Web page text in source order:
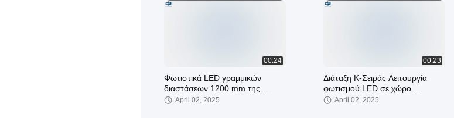
00:24
Φωτιστικά LED γραμμικών
διαστάσεων 1200 mm της
σειράς K/L με γρήγορο
April 02, 2025
00:23
Διάταξη Κ-Σειράς Λειτουργία
φωτισμού LED σε χώρο
στάθμευσης με λειτουργία
April 02, 2025